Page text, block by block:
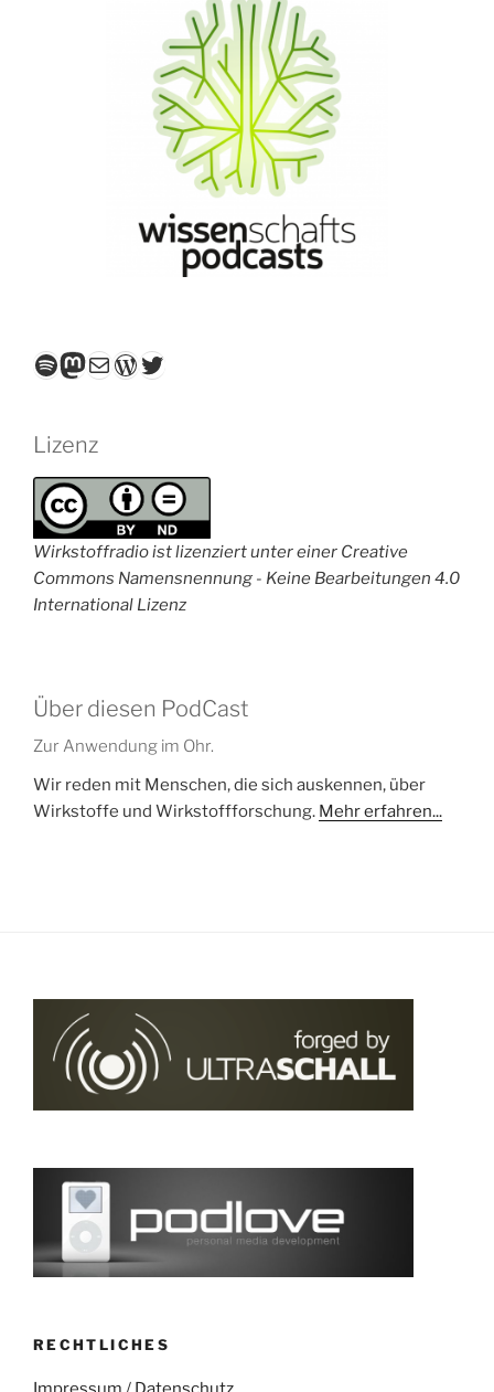
Spotify
Mastodon
E-MailWordPress
Twitter
Lizenz
Wirkstoffradio ist lizenziert unter einer Creative
Commons Namensnennung - Keine Bearbeitungen 4.0
International Lizenz
Über diesen PodCast
Zur Anwendung im Ohr.
Wir reden mit Menschen, die sich auskennen, über
Wirkstoffe und Wirkstoffforschung. Mehr erfahren...
RECHTLICHES